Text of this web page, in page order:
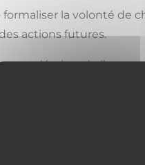
formali­ser la volonté de
actions futures.
propriétaires de
deux axes
d’une élaboration